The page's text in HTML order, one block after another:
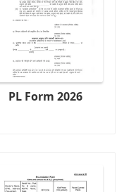
PL Form 2026